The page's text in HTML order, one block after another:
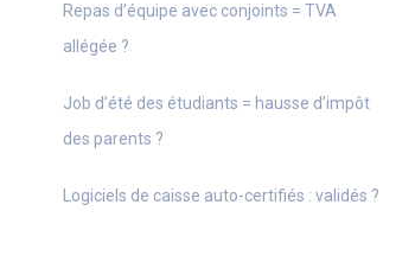
Repas d’équipe avec conjoints = TVA
allégée ?
Job d’été des étudiants = hausse d’impôt
des parents ?
Logiciels de caisse auto-certifiés : validés ?